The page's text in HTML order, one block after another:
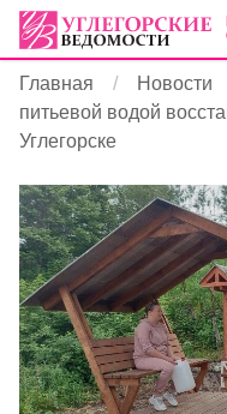
Главная Новости
питьевой водой
Углегорске